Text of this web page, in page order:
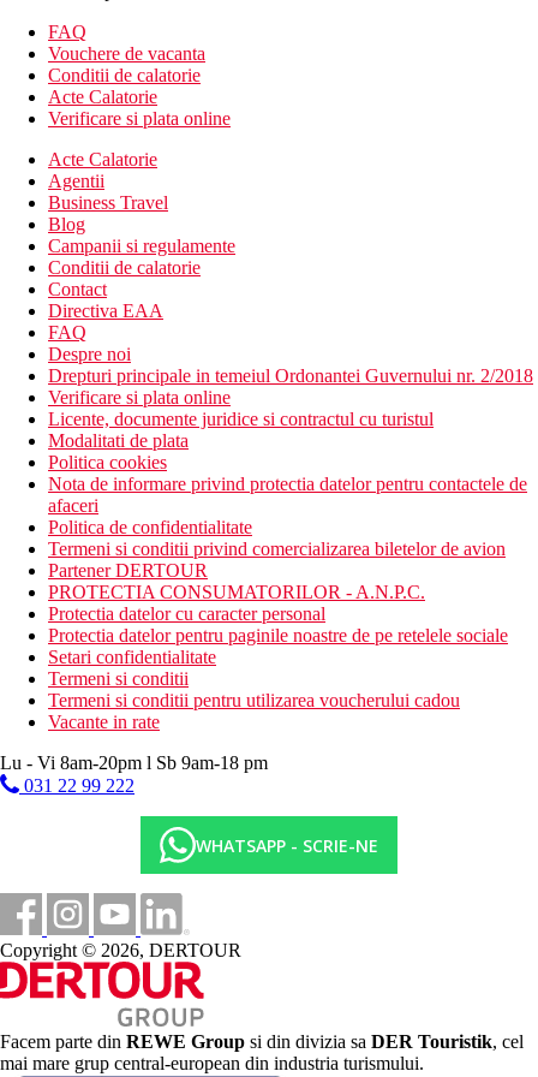
canapea, balcon cu jacuzzi, sezlonguri si umbrela de
soare, 52 m2.
Suita Junior, Premium, numai pentru adulti, vedere la
mare: in sectiunea numai pentru adulti, dormitor cu zona
40 m2.
Descrierea hotelului
Hotelul ofera:
305 camere
hol de intrare cu receptie
lobby bar
restaurant principal
sala de conferinte
2 piscine (1 doar pentru adulti cu jacuzzi)
bar la piscina
terasa la soare, sezlonguri, umbrele si prosoape gratuite
Descrierea plajei
O plaja cu nisip este chiar langa hotel (se recomanda
incaltamintea pentru intrarea in apa)
Sezlonguri, umbrele si prosoape gratuite
Activitati la hotel
Gratuit: aerobic pe apa, sah, darts, tenis de masa, tenis,
volei, polo pe apa, fitness.
Wellness
Contra cost: diverse tipuri de pachete de infrumusetare,
masaje cu produse de inalta calitate, baie de aburi cu
ametist, sauna infa, fototerapie, baie turceasca,
aromoterapie, jacuzzi, piscina interioara
Mese
Demipensiune
mic dejun si cina tip bufet, 1x sejur posibil vizita la
restaurant a la carte (reservare necesara),
All inclusive Premium
2x sejur la restaurant a la carte (rezervare necesara)
bauturi alcoolice si nealcoolice selectate (10:00-24:00)
gustari in timpul zilei, inghetata (10:00-18:30)
Categoria oficiala
5 stele
Distanţe
FAQ
Vouchere de vacanta
Conditii de calatorie
Acte Calatorie
Verificare si plata online
Acte Calatorie
Agentii
Business Travel
Blog
Campanii si regulamente
Conditii de calatorie
Contact
Directiva EAA
FAQ
Despre noi
Drepturi principale in temeiul Ordonantei Guvernului nr. 2/2018
Verificare si plata online
Licente, documente juridice si contractul cu turistul
Modalitati de plata
Politica cookies
Nota de informare privind protectia datelor pentru contactele de
afaceri
Politica de confidentialitate
Termeni si conditii privind comercializarea biletelor de avion
Partener DERTOUR
PROTECTIA CONSUMATORILOR - A.N.P.C.
Protectia datelor cu caracter personal
Protectia datelor pentru paginile noastre de pe retelele sociale
Setari confidentialitate
Termeni si conditii
Termeni si conditii pentru utilizarea voucherului cadou
Vacante in rate
Lu - Vi 8am-20pm l Sb 9am-18 pm
031 22 99 222
WHATSAPP - SCRIE-NE
Copyright © 2026, DERTOUR
Facem parte din REWE Group si din divizia sa DER Touristik, cel
mai mare grup central-european din industria turismului.